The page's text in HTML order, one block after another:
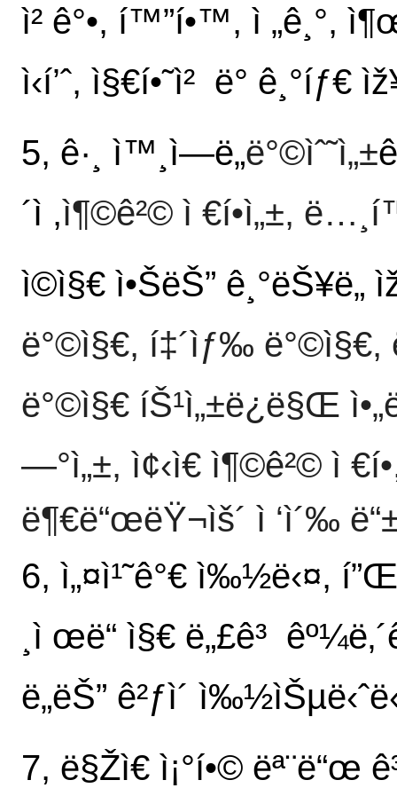
ì² ê°•, í™”í•™, ì „ê¸°,
ì‹í’ˆ, ì§€í•˜ì² ë°
5, ê·¸ ì™¸ì—ë„ë°©ìˆ˜ì„±
´ì ,ì¶©ê²© ì €í•­ì„±,
ì©ì§€ ì•ŠëŠ”
ë°©ì§€, í‡´ìƒ‰ ë°©ì§€,
ë°©ì§€ íŠ¹ì„±ë¿ë§Œ
—°ì„±, ì¢‹ì€ ì¶©ê²© ì €í•­,
ë¶€ë“œëŸ¬ìš´ ì ‘ì´‰
6, ì„¤ì¹˜ê°€ ì‰½ë‹¤,
¸ì œë“ ì§€ ë„£ê³
ë„ëŠ” ê²ƒì´
7, ë§Žì€ ì¡°í•© ëª¨ë“œ